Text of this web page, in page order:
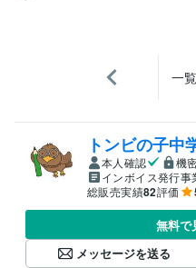
一
トンビの子中
本人確認
機
インボイス発行事
総販売実績82評価
無料で
メッセージを送る